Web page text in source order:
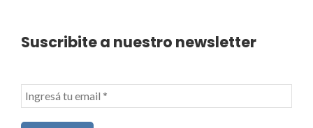
Suscribite a nuestro newsletter